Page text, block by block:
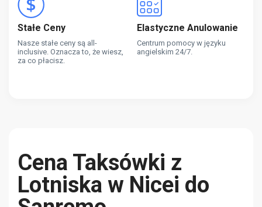
Stałe Ceny
Nasze stałe ceny są all-
inclusive. Oznacza to, że wiesz,
za co płacisz.
Elastyczne Anulowanie
Centrum pomocy w języku
angielskim 24/7.
Cena Taksówki z
Lotniska w Nicei do